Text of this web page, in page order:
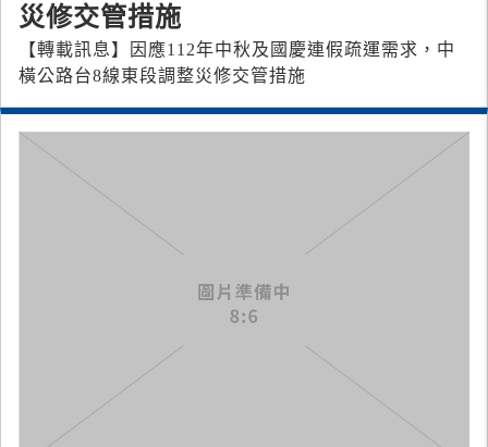
災修交管措施
【轉載訊息】因應112年中秋及國慶連假疏運需求，中
橫公路台8線東段調整災修交管措施